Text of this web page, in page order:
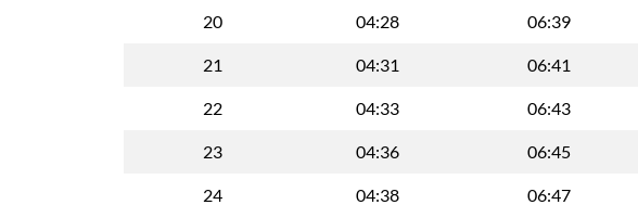
20 04:28 06:39
21 04:31 06:41
22 04:33 06:43
23 04:36 06:45
24 04:38 06:47